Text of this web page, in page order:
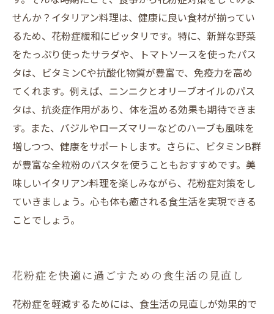
せんか？イタリアン料理は、健康に良い食材が揃ってい
るため、花粉症緩和にピッタリです。特に、新鮮な野菜
をたっぷり使ったサラダや、トマトソースを使ったパス
タは、ビタミンCや抗酸化物質が豊富で、免疫力を高め
てくれます。例えば、ニンニクとオリーブオイルのパス
タは、抗炎症作用があり、体を温める効果も期待できま
す。また、バジルやローズマリーなどのハーブも風味を
増しつつ、健康をサポートします。さらに、ビタミンB群
が豊富な全粒粉のパスタを使うこともおすすめです。美
味しいイタリアン料理を楽しみながら、花粉症対策をし
ていきましょう。心も体も癒される食生活を実現できる
ことでしょう。
花粉症を快適に過ごすための食生活の見直し
花粉症を軽減するためには、食生活の見直しが効果的で